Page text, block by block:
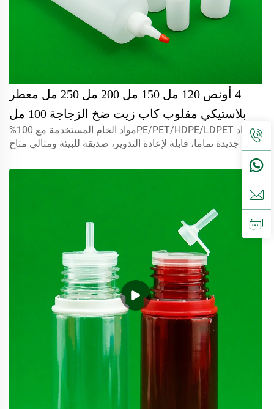
4 أونص 120 مل 150 مل 200 مل 250 مل معطر
بلاستيكي مقلوب كاب زيت ضخ الزجاجة 100 مل
زيت الزيتون زيت الشعر قلم حبر زجاجة
المواد PE/PET/HDPE/LDPETمواد الخام المستخدمة مع 100%
جديدة تماما، قابلة لإعادة التدوير، صديقة للبيئة ومثالي متاح